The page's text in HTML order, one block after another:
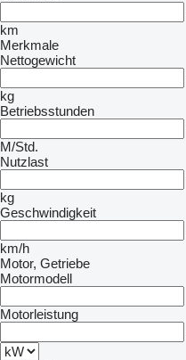
km
Merkmale
Nettogewicht
kg
Betriebsstunden
M/Std.
Nutzlast
kg
Geschwindigkeit
km/h
Motor, Getriebe
Motormodell
Motorleistung